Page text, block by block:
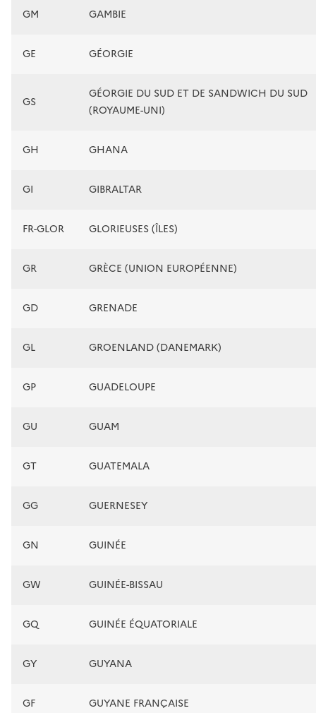
GM GAMBIE
GE GÉORGIE
GS
GÉORGIE DU SUD ET DE SANDWICH DU SUD
(ROYAUME-UNI)
GH GHANA
GI GIBRALTAR
FR-GLOR GLORIEUSES (ÎLES)
GR GRÈCE (UNION EUROPÉENNE)
GD GRENADE
GL GROENLAND (DANEMARK)
GP GUADELOUPE
GU GUAM
GT GUATEMALA
GG GUERNESEY
GN GUINÉE
GW GUINÉE-BISSAU
GQ GUINÉE ÉQUATORIALE
GY GUYANA
GF GUYANE FRANÇAISE